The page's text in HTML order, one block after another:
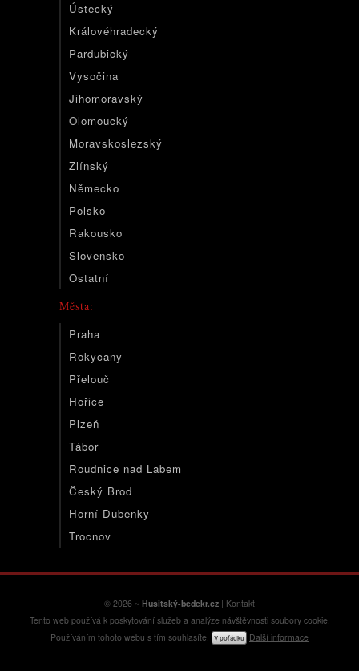
Ústecký
Královéhradecký
Pardubický
Vysočina
Jihomoravský
Olomoucký
Moravskoslezský
Zlínský
Německo
Polsko
Rakousko
Slovensko
Ostatní
Města:
Praha
Rokycany
Přelouč
Hořice
Plzeň
Tábor
Roudnice nad Labem
Český Brod
Horní Dubenky
Trocnov
© 2026 ~ Husitský-bedekr.cz | Kontakt
Tento web používá k poskytování služeb a analýze návštěvnosti soubory cookie.
Používáním tohoto webu s tím souhlasíte.
V pořádku Další informace